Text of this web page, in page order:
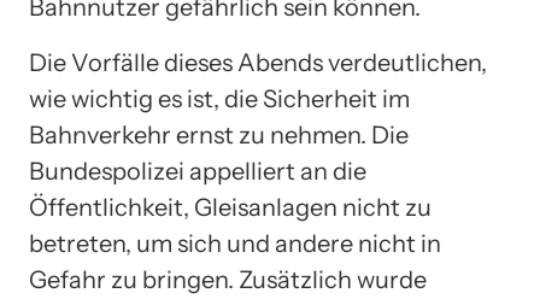
Bahnnutzer gefährlich sein können.
Die Vorfälle dieses Abends verdeutlichen,
wie wichtig es ist, die Sicherheit im
Bahnverkehr ernst zu nehmen. Die
Bundespolizei appelliert an die
Öffentlichkeit, Gleisanlagen nicht zu
betreten, um sich und andere nicht in
Gefahr zu bringen. Zusätzlich wurde